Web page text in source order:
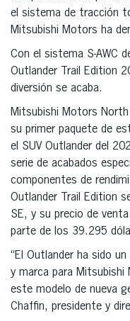
el sistema de tracción
Mitsubishi Motors ha
Con el sistema S-AWC
Outlander Trail Edition
diversión se acaba.
Mitsubishi Motors North
su primer paquete de
el SUV Outlander del
serie de acabados
componentes de
Outlander Trail Edition
SE, y su precio de
parte de los 39.295
“El Outlander ha sido
y marca para
este modelo de nueva
Chaffin, presidente y